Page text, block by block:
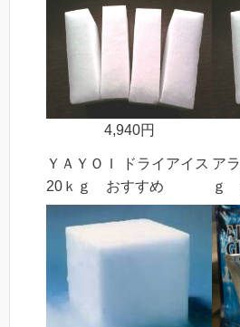
4,940円
ＹＡＹＯＩ ドライアイス
20ｋｇ おすすめ
ア
ｇ